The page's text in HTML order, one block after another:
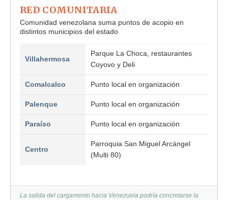
RED COMUNITARIA
Comunidad venezolana suma puntos de acopio en
distintos municipios del estado
Villahermosa
Parque La Choca, restaurantes
Coyovo y Deli
Comalcalco Punto local en organización
Palenque Punto local en organización
Paraíso Punto local en organización
Centro
Parroquia San Miguel Arcángel
(Multi 80)
La salida del cargamento hacia Venezuela podría concretarse la